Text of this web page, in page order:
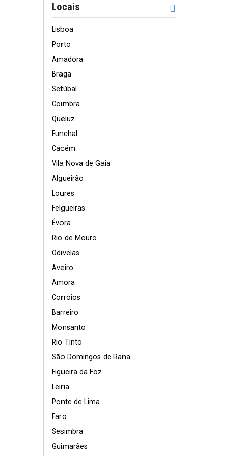
Locais
Lisboa
Porto
Amadora
Braga
Setúbal
Coimbra
Queluz
Funchal
Cacém
Vila Nova de Gaia
Algueirão
Loures
Felgueiras
Évora
Rio de Mouro
Odivelas
Aveiro
Amora
Corroios
Barreiro
Monsanto
Rio Tinto
São Domingos de Rana
Figueira da Foz
Leiria
Ponte de Lima
Faro
Sesimbra
Guimarães